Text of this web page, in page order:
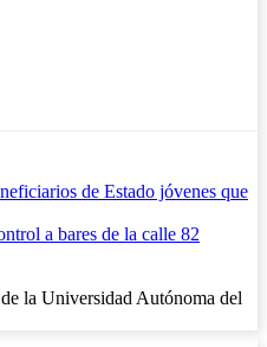
de Estado jóvenes que
a bares de la calle 82
la Universidad Autónoma del